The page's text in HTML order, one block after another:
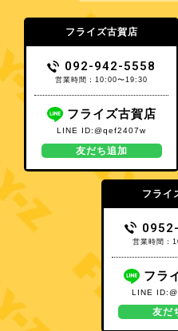
フライズ古賀店
092-942-5558
営業時間：10:00〜19:30
フライズ古賀店
LINE ID:@qef2407w
友だち追加
フライ
営業時間：
フラ
LINE
友だ